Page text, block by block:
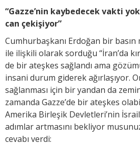
“Gazze’nin kaybedecek vakti
can çekişiyor”
Cumhurbaşkanı Erdoğan bir
ile ilişkili olarak sorduğu “İran’da
de bir ateşkes sağlandı ama
insani durum giderek ağırlaşıyor.
sağlanması için bir yandan da
zamanda Gazze’de bir ateşkes
Amerika Birleşik Devletleri’nin
adımlar artmasını bekliyor
cevabı verdi: